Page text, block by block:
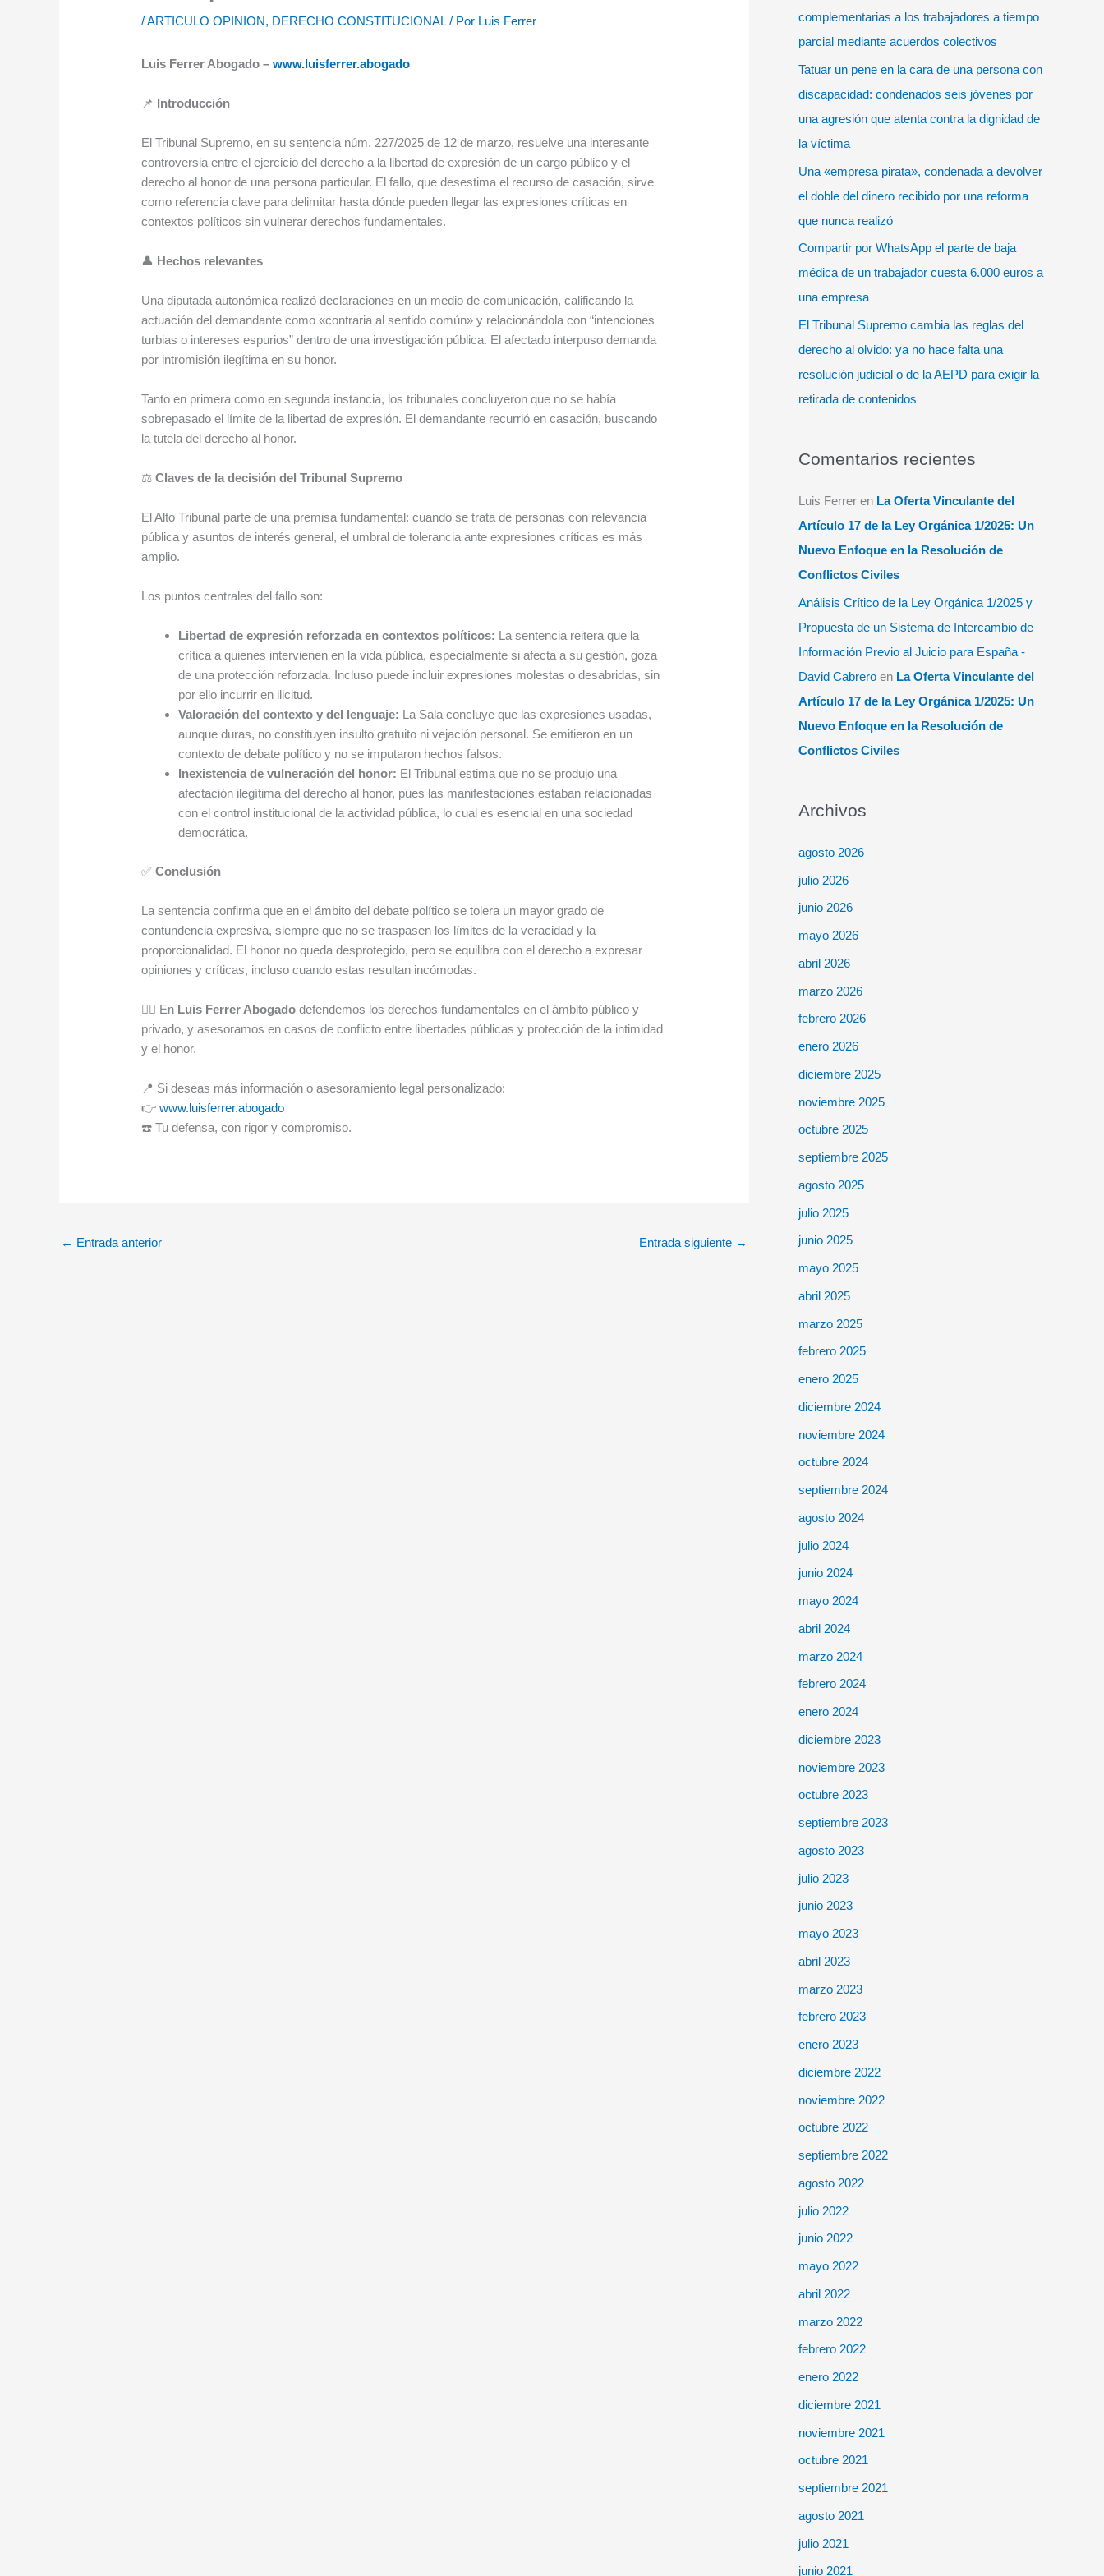
/ARTICULO OPINION, DERECHO CONSTITUCIONAL/ Por Luis Ferrer
Luis Ferrer Abogado –www.luisferrer.abogado
📌 Introducción
El Tribunal Supremo, en su sentencia núm. 227/2025 de 12 de marzo, resuelve una interesante
controversia entre el ejercicio del derecho a la libertad de expresión de un cargo público y el
derecho al honor de una persona particular. El fallo, que desestima el recurso de casación, sirve
como referencia clave para delimitar hasta dónde pueden llegar las expresiones críticas en
contextos políticos sin vulnerar derechos fundamentales.
👤 Hechos relevantes
Una diputada autonómica realizó declaraciones en un medio de comunicación, calificando la
actuación del demandante como «contraria al sentido común» y relacionándola con “intenciones
turbias o intereses espurios” dentro de una investigación pública. El afectado interpuso demanda
por intromisión ilegítima en su honor.
Tanto en primera como en segunda instancia, los tribunales concluyeron que no se había
sobrepasado el límite de la libertad de expresión. El demandante recurrió en casación, buscando
la tutela del derecho al honor.
⚖️Claves de la decisión del Tribunal Supremo
El Alto Tribunal parte de una premisa fundamental: cuando se trata de personas con relevancia
pública y asuntos de interés general, el umbral de tolerancia ante expresiones críticas es más
amplio.
Los puntos centrales del fallo son:
Libertad de expresión reforzada en contextos políticos: La sentencia reitera que la
crítica a quienes intervienen en la vida pública, especialmente si afecta a su gestión, goza
de una protección reforzada. Incluso puede incluir expresiones molestas o desabridas, sin
por ello incurrir en ilicitud.
Valoración del contexto y del lenguaje: La Sala concluye que las expresiones usadas,
aunque duras, no constituyen insulto gratuito ni vejación personal. Se emitieron en un
contexto de debate político y no se imputaron hechos falsos.
Inexistencia de vulneración del honor: El Tribunal estima que no se produjo una
afectación ilegítima del derecho al honor, pues las manifestaciones estaban relacionadas
con el control institucional de la actividad pública, lo cual es esencial en una sociedad
democrática.
✅Conclusión
La sentencia confirma que en el ámbito del debate político se tolera un mayor grado de
contundencia expresiva, siempre que no se traspasen los límites de la veracidad y la
proporcionalidad. El honor no queda desprotegido, pero se equilibra con el derecho a expresar
opiniones y críticas, incluso cuando estas resultan incómodas.
🧑‍⚖️ En Luis Ferrer Abogado defendemos los derechos fundamentales en el ámbito público y
privado, y asesoramos en casos de conflicto entre libertades públicas y protección de la intimidad
y el honor.
📍 Si deseas más información o asesoramiento legal personalizado:
👉www.luisferrer.abogado
☎️ Tu defensa, con rigor y compromiso.
← Entrada anterior Entrada siguiente →
complementarias a los trabajadores a tiempo
parcial mediante acuerdos colectivos
Tatuar un pene en la cara de una persona con
discapacidad: condenados seis jóvenes por
una agresión que atenta contra la dignidad de
la víctima
Una «empresa pirata», condenada a devolver
el doble del dinero recibido por una reforma
que nunca realizó
Compartir por WhatsApp el parte de baja
médica de un trabajador cuesta 6.000 euros a
una empresa
El Tribunal Supremo cambia las reglas del
derecho al olvido: ya no hace falta una
resolución judicial o de la AEPD para exigir la
retirada de contenidos
Comentarios recientes
Luis Ferrer en La Oferta Vinculante del
Artículo 17 de la Ley Orgánica 1/2025: Un
Nuevo Enfoque en la Resolución de
Conflictos Civiles
Análisis Crítico de la Ley Orgánica 1/2025 y
Propuesta de un Sistema de Intercambio de
Información Previo al Juicio para España -
David Cabrero en La Oferta Vinculante del
Artículo 17 de la Ley Orgánica 1/2025: Un
Nuevo Enfoque en la Resolución de
Conflictos Civiles
Archivos
agosto 2026
julio 2026
junio 2026
mayo 2026
abril 2026
marzo 2026
febrero 2026
enero 2026
diciembre 2025
noviembre 2025
octubre 2025
septiembre 2025
agosto 2025
julio 2025
junio 2025
mayo 2025
abril 2025
marzo 2025
febrero 2025
enero 2025
diciembre 2024
noviembre 2024
octubre 2024
septiembre 2024
agosto 2024
julio 2024
junio 2024
mayo 2024
abril 2024
marzo 2024
febrero 2024
enero 2024
diciembre 2023
noviembre 2023
octubre 2023
septiembre 2023
agosto 2023
julio 2023
junio 2023
mayo 2023
abril 2023
marzo 2023
febrero 2023
enero 2023
diciembre 2022
noviembre 2022
octubre 2022
septiembre 2022
agosto 2022
julio 2022
junio 2022
mayo 2022
abril 2022
marzo 2022
febrero 2022
enero 2022
diciembre 2021
noviembre 2021
octubre 2021
septiembre 2021
agosto 2021
julio 2021
junio 2021